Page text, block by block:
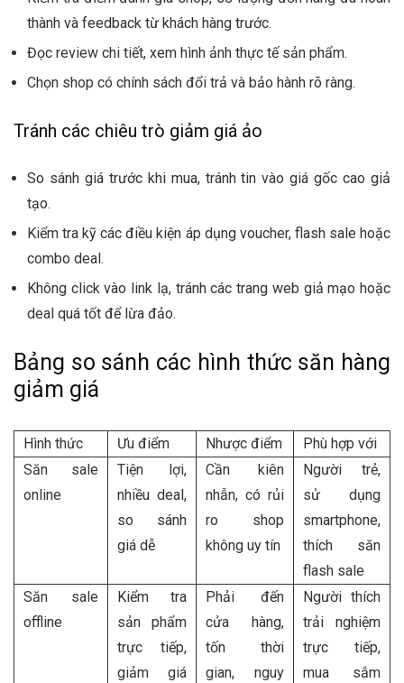
thành và feedback từ khách hàng trước.
Đọc review chi tiết, xem hình ảnh thực tế sản phẩm.
Chọn shop có chính sách đổi trả và bảo hành rõ ràng.
Tránh các chiêu trò giảm giá ảo
So sánh giá trước khi mua, tránh tin vào giá gốc cao giả
tạo.
Kiểm tra kỹ các điều kiện áp dụng voucher, flash sale hoặc
combo deal.
Không click vào link lạ, tránh các trang web giả mạo hoặc
deal quá tốt để lừa đảo.
Bảng so sánh các hình thức săn hàng
giảm giá
Hình thức Ưu điểm Nhược điểm
Phù hợp với
Săn sale
online
Tiện lợi,
nhiều deal,
so sánh
giá dễ
Cần kiên
nhẫn, có rủi
ro shop
không uy tín
Người trẻ,
sử dụng
smartphone,
thích săn
flash sale
Săn sale
offline
Kiểm tra
sản phẩm
trực tiếp,
giảm giá
Phải đến
cửa hàng,
tốn thời
gian, nguy
Người thích
trải nghiệm
trực tiếp,
mua sắm